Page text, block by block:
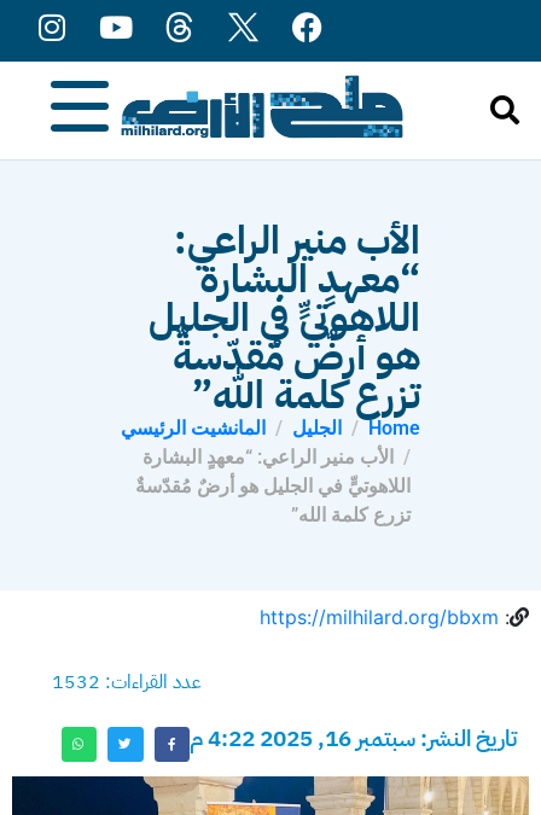
الأب منير الراعي:
“معهدٍ البشارة
اللاهوتيٍّ في الجليل
هو أرضٌ مُقدّسةٌ
تزرع كلمة الله”
Home الجليل
المانشيت الرئيسي
الأب منير الراعي: “معهدٍ البشارة
اللاهوتيٍّ في الجليل هو أرضٌ مُقدّسةٌ
تزرع كلمة الله”
:
https://milhilard.org/bbxm
عدد القراءات: 1532
تاريخ النشر: سبتمبر 16, 2025 4:22 م